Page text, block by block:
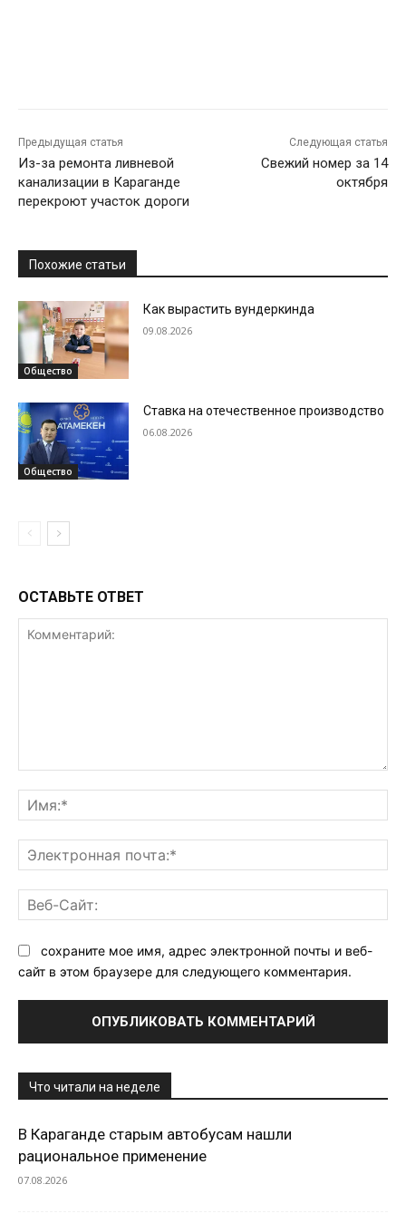
Предыдущая статья
Из-за ремонта ливневой
канализации в Караганде
перекроют участок дороги
Следующая статья
Свежий номер за 14
октября
Похожие статьи
Общество
Как вырастить вундеркинда
09.08.2026
Общество
Ставка на отечественное производство
06.08.2026
ОСТАВЬТЕ ОТВЕТ
сохраните мое имя, адрес электронной почты и веб-
сайт в этом браузере для следующего комментария.
Что читали на неделе
В Караганде старым автобусам нашли
рациональное применение
07.08.2026